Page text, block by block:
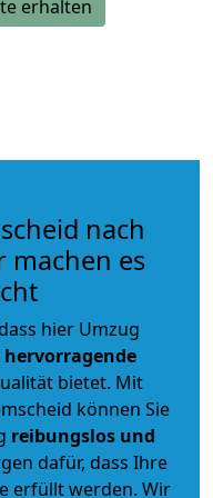
erhalten
nach
machen es
hier Umzug
hervorragende
bietet. Mit
können Sie
reibungslos und
dafür, dass Ihre
erfüllt werden. Wir